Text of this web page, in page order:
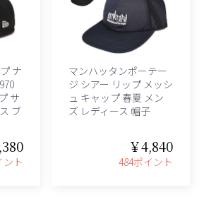
ナ
サ
ブ
ント
マンハッタンポーテー
ジ シアー リップ メッシ
ュ キャップ 春夏 メン
ズ レディース 帽子
￥4,840
484ポイント